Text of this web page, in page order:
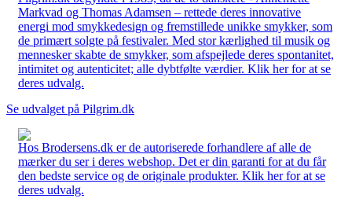
Markvad og Thomas Adamsen – rettede deres innovative
energi mod smykkedesign og fremstillede unikke smykker, som
de primært solgte på festivaler. Med stor kærlighed til musik og
mennesker skabte de smykker, som afspejlede deres spontanitet,
intimitet og autenticitet; alle dybtfølte værdier. Klik her for at se
deres udvalg.
Se udvalget på Pilgrim.dk
Hos Brodersens.dk er de autoriserede forhandlere af alle de
mærker du ser i deres webshop. Det er din garanti for at du får
den bedste service og de originale produkter. Klik her for at se
deres udvalg.